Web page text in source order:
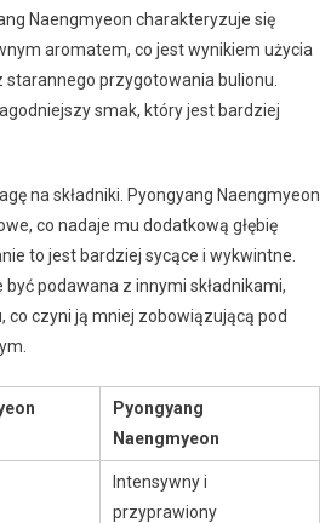
Naengmyeon charakteryzuje się
aromatem, co jest wynikiem użycia
przygotowania bulionu.
smak, który jest bardziej
na składniki. Pyongyang Naengmyeon
co nadaje mu dodatkową głębię
to jest bardziej sycące i wykwintne.
podawana z innymi składnikami,
co czyni ją mniej zobowiązującą pod
Pyongyang
Naengmyeon
Intensywny i
przyprawiony